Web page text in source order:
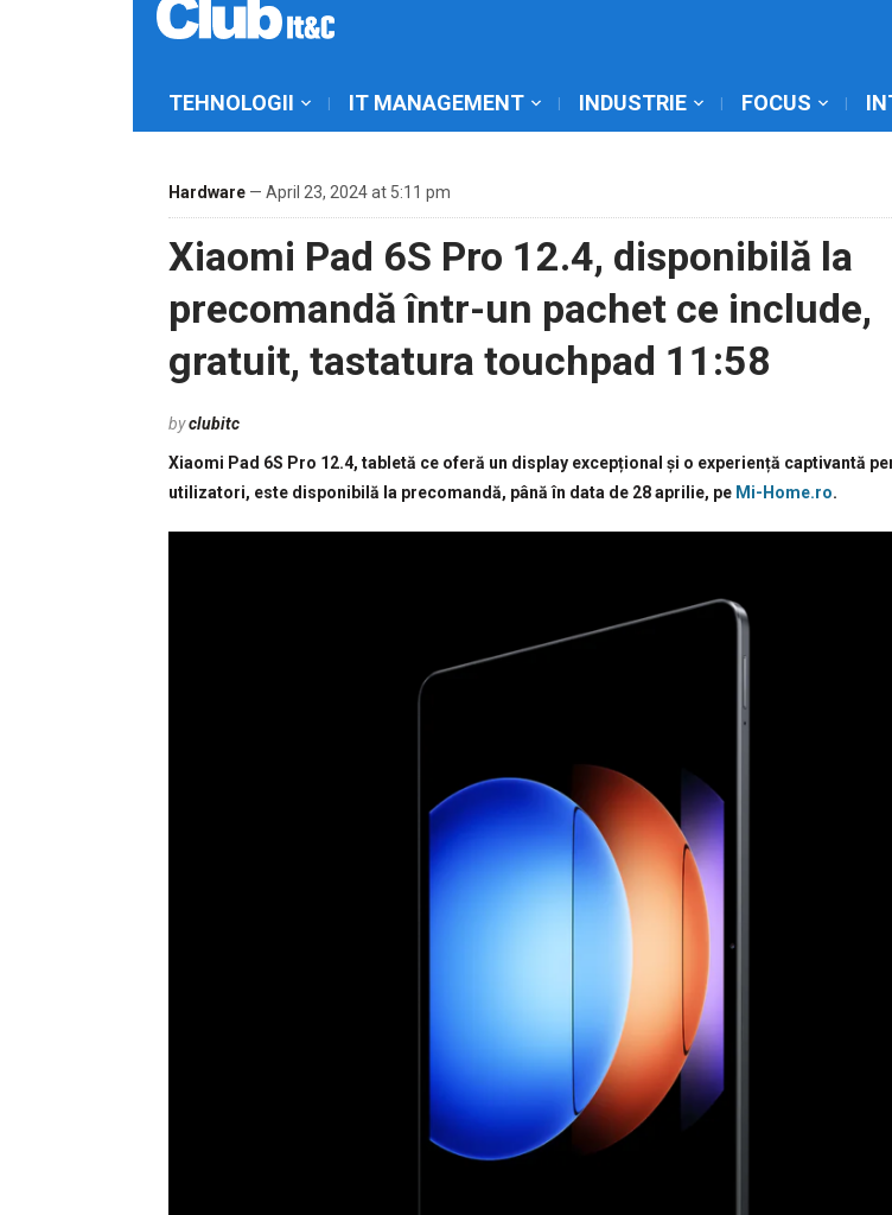
TEHNOLOGII IT MANAGEMENT INDUSTRIE FOCUS
Hardware — April 23, 2024 at 5:11 pm
Xiaomi Pad 6S Pro 12.4, disponibilă la
precomandă într-un pachet ce include,
gratuit, tastatura touchpad 11:58
byclubitc
Xiaomi Pad 6S Pro 12.4, tabletă ce oferă un display excepțional și o experiență captivantă
utilizatori, este disponibilă la precomandă, până în data de 28 aprilie, pe Mi-Home.ro.